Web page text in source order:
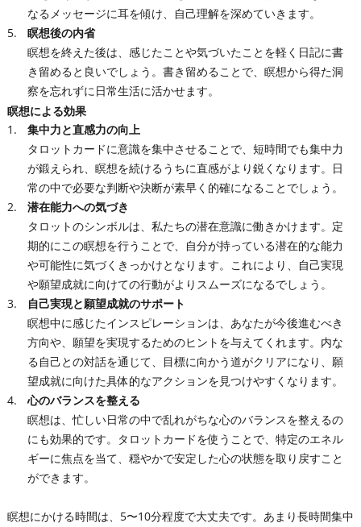
なるメッセージに耳を傾け、自己理解を深めていきます。
瞑想後の内省
瞑想を終えた後は、感じたことや気づいたことを軽く日記に書
き留めると良いでしょう。書き留めることで、瞑想から得た洞
察を忘れずに日常生活に活かせます。
瞑想による効果
集中力と直感力の向上
タロットカードに意識を集中させることで、短時間でも集中力
が鍛えられ、瞑想を続けるうちに直感がより鋭くなります。日
常の中で必要な判断や決断が素早く的確になることでしょう。
潜在能力への気づき
タロットのシンボルは、私たちの潜在意識に働きかけます。定
期的にこの瞑想を行うことで、自分が持っている潜在的な能力
や可能性に気づくきっかけとなります。これにより、自己実現
や願望成就に向けての行動がよりスムーズになるでしょう。
自己実現と願望成就のサポート
瞑想中に感じたインスピレーションは、あなたが今後進むべき
方向や、願望を実現するためのヒントを与えてくれます。内な
る自己との対話を通じて、目標に向かう道がクリアになり、願
望成就に向けた具体的なアクションを見つけやすくなります。
心のバランスを整える
瞑想は、忙しい日常の中で乱れがちな心のバランスを整えるの
にも効果的です。タロットカードを使うことで、特定のエネル
ギーに焦点を当て、穏やかで安定した心の状態を取り戻すこと
ができます。
瞑想にかける時間は、5〜10分程度で大丈夫です。あまり長時間集中